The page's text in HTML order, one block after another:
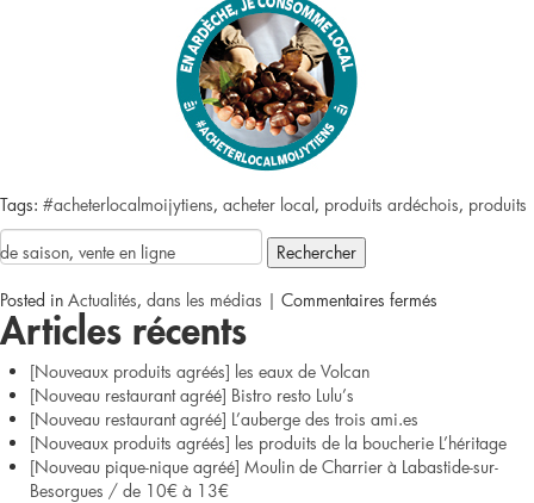
Tags: #acheterlocalmoijytiens, acheter local, produits ardéchois, produits
de saison, vente en ligne
Posted in Actualités, dans les médias | Commentaires fermés
!
Rechercher :
Articles récents
[Nouveaux produits agréés] les eaux de Volcan
[Nouveau restaurant agréé] Bistro resto Lulu’s
[Nouveau restaurant agréé] L’auberge des trois ami.es
[Nouveaux produits agréés] les produits de la boucherie L’héritage
[Nouveau pique-nique agréé] Moulin de Charrier à Labastide-sur-
Besorgues / de 10€ à 13€